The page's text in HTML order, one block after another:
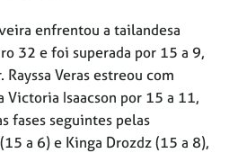
enfrentou a tailandesa
32 e foi superada por 15 a 9,
Veras estreou com
Isaacson por 15 a 11,
fases seguintes pelas
a 6) e Kinga Drozdz (15 a 8),